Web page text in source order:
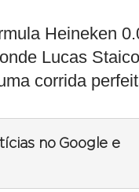
Heineken
Lucas
corrida
no Google e